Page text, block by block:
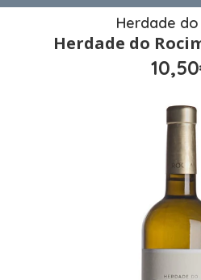
Herdade
Herdade do